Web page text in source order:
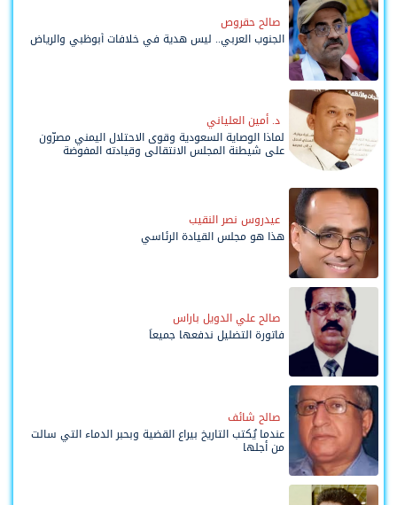
صالح حقروص
الجنوب العربي.. ليس هدية في خلافات أبوظبي والرياض
د. أمين العلياني
لماذا الوصاية السعودية وقوى الاحتلال اليمني مصرّون
على شيطنة المجلس الانتقالي وقيادته المفوضة
عيدروس نصر النقيب
هذا هو مجلس القيادة الرئاسي
صالح علي الدويل باراس
فاتورة التضليل ندفعها جميعاً
صالح شائف
عندما يُكتب التاريخ بيراع القضية وبحبر الدماء التي سالت
من أجلها